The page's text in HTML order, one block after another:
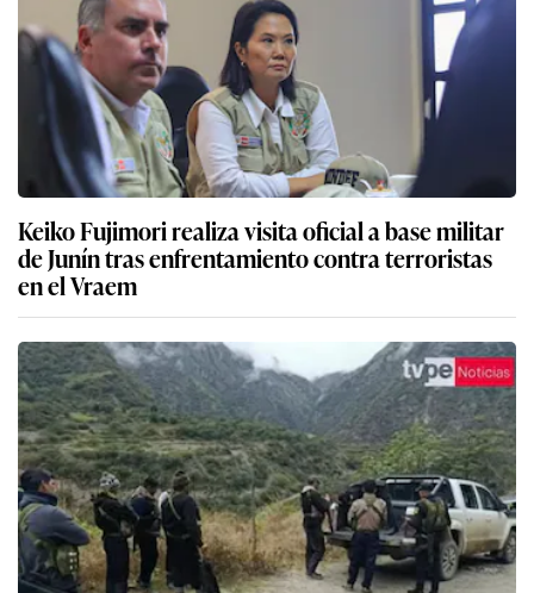
Keiko Fujimori realiza visita oficial a base militar
de Junín tras enfrentamiento contra terroristas
en el Vraem